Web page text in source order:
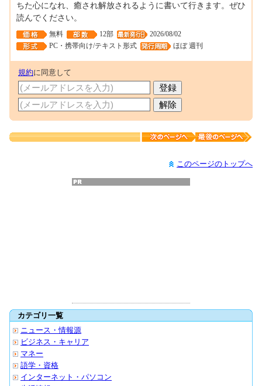
ちた心になれ、癒され解放されるように書いて行きます。ぜひ
読んでください。
無料 12部
2026/08/02
PC・携帯向け/テキスト形式
ほぼ 週刊
規約に同意して
このページのトップへ
カテゴリ一覧
ニュース・情報源
ビジネス・キャリア
マネー
語学・資格
インターネット・パソコン